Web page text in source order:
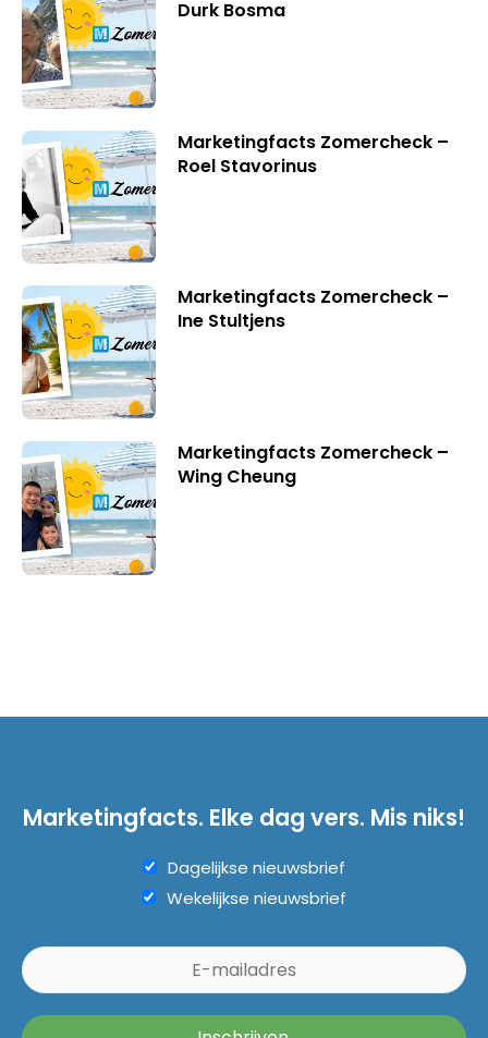
Durk Bosma
Marketingfacts Zomercheck –
Roel Stavorinus
Marketingfacts Zomercheck –
Ine Stultjens
Marketingfacts Zomercheck –
Wing Cheung
Marketingfacts. Elke dag vers. Mis niks!
Dagelijkse nieuwsbrief
Wekelijkse nieuwsbrief